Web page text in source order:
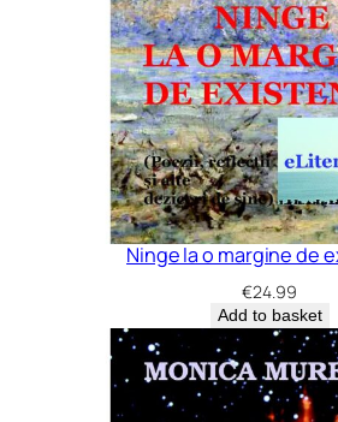
Ninge la o margine de
€24.99
Add to basket